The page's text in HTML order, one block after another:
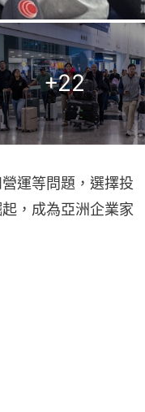
+22
運等問題，選擇投
，成為亞洲企業家